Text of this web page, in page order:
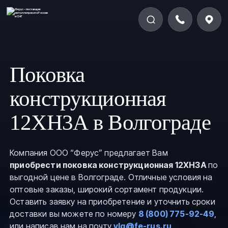
Поковка
конструкционная
12ХН3А в Волгограде
Компания ООО “Ферус” предлагает Вам
приобрести поковка конструкционная 12ХН3Апо
выгодной цене в Волгограде. Отличные условия на
оптовые заказы, широкий сортамент продукции.
Оставить заявку на приобретение и уточнить сроки
доставки вы можете по номеру 8 (800) 775-92-49,